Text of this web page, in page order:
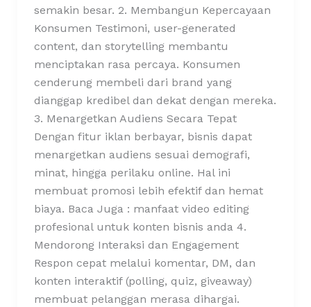
semakin besar. 2. Membangun Kepercayaan
Konsumen Testimoni, user-generated
content, dan storytelling membantu
menciptakan rasa percaya. Konsumen
cenderung membeli dari brand yang
dianggap kredibel dan dekat dengan mereka.
3. Menargetkan Audiens Secara Tepat
Dengan fitur iklan berbayar, bisnis dapat
menargetkan audiens sesuai demografi,
minat, hingga perilaku online. Hal ini
membuat promosi lebih efektif dan hemat
biaya. Baca Juga : manfaat video editing
profesional untuk konten bisnis anda 4.
Mendorong Interaksi dan Engagement
Respon cepat melalui komentar, DM, dan
konten interaktif (polling, quiz, giveaway)
membuat pelanggan merasa dihargai.